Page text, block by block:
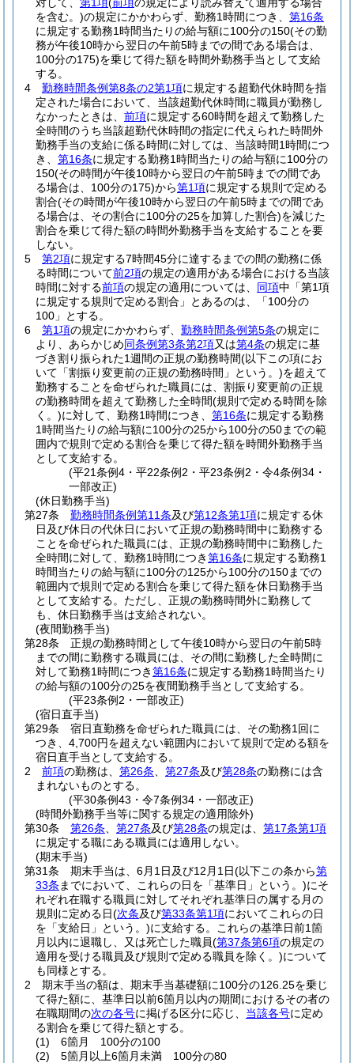
を含む。)の規定にかかわらず、勤務1時間につき、 第16条
に規定する勤務1時間当たりの給与額に100分の150(その勤
務が午後10時から翌日の午前5時までの間である場合は、
100分の175)を乗じて得た額を時間外勤務手当として支給
する。
4
勤務時間条例第8条の2第1項に規定する超勤代休時間を指
定された場合において、当該超勤代休時間に職員が勤務し
なかったときは、 前項に規定する60時間を超えて勤務した
全時間のうち当該超勤代休時間の指定に代えられた時間外
勤務手当の支給に係る時間に対しては、当該時間1時間につ
き、 第16条に規定する勤務1時間当たりの給与額に100分の
150(その時間が午後10時から翌日の午前5時までの間であ
る場合は、100分の175)から第1項に規定する規則で定める
割合(その時間が午後10時から翌日の午前5時までの間であ
る場合は、その割合に100分の25を加算した割合)を減じた
割合を乗じて得た額の時間外勤務手当を支給することを要
しない。
5
第2項に規定する7時間45分に達するまでの間の勤務に係
る時間について前2項の規定の適用がある場合における当該
時間に対する前項の規定の適用については、 同項中「第1項
に規定する規則で定める割合」とあるのは、「100分の
100」とする。
6
第1項の規定にかかわらず、 勤務時間条例第5条の規定に
より、あらかじめ同条例第3条第2項又は第4条の規定に基
づき割り振られた1週間の正規の勤務時間(以下この項にお
いて「割振り変更前の正規の勤務時間」という。)を超えて
勤務することを命ぜられた職員には、割振り変更前の正規
の勤務時間を超えて勤務した全時間(規則で定める時間を除
く。)に対して、勤務1時間につき、 第16条に規定する勤務
1時間当たりの給与額に100分の25から100分の50までの範
囲内で規則で定める割合を乗じて得た額を時間外勤務手当
として支給する。
(平21条例4・平22条例2・平23条例2・令4条例34・
一部改正)
(休日勤務手当)
第27条
勤務時間条例第11条及び第12条第1項に規定する休
日及び休日の代休日において正規の勤務時間中に勤務する
ことを命ぜられた職員には、正規の勤務時間中に勤務した
全時間に対して、勤務1時間につき第16条に規定する勤務1
時間当たりの給与額に100分の125から100分の150までの
範囲内で規則で定める割合を乗じて得た額を休日勤務手当
として支給する。 ただし、正規の勤務時間外に勤務して
も、休日勤務手当は支給されない。
(夜間勤務手当)
第28条
正規の勤務時間として午後10時から翌日の午前5時
までの間に勤務する職員には、その間に勤務した全時間に
対して勤務1時間につき第16条に規定する勤務1時間当たり
の給与額の100分の25を夜間勤務手当として支給する。
(平23条例2・一部改正)
(宿日直手当)
第29条
宿日直勤務を命ぜられた職員には、その勤務1回に
つき、4,700円を超えない範囲内において規則で定める額を
宿日直手当として支給する。
2
前項の勤務は、 第26条 第27条及び第28条の勤務には含
まれないものとする。
(平30条例43・令7条例34・一部改正)
(時間外勤務手当等に関する規定の適用除外)
第30条
第26条 第27条及び第28条の規定は、 第17条第1項
に規定する職にある職員には適用しない。
(期末手当)
第31条
期末手当は、6月1日及び12月1日(以下この条から第
33条 までにおいて、これらの日を「基準日」という。)にそ
れぞれ在職する職員に対してそれぞれ基準日の属する月の
規則に定める日(次条及び第33条第1項においてこれらの日
を「支給日」という。)に支給する。
これらの基準日前1箇
月以内に退職し、又は死亡した職員(第37条第6項の規定の
適用を受ける職員及び規則で定める職員を除く。)について
も同様とする。
2
期末手当の額は、期末手当基礎額に100分の126.25を乗じ
て得た額に、基準日以前6箇月以内の期間におけるその者の
在職期間の次の各号に掲げる区分に応じ、 当該各号に定め
る割合を乗じて得た額とする。
(1)
6箇月 100分の100
(2)
5箇月以上6箇月未満 100分の80